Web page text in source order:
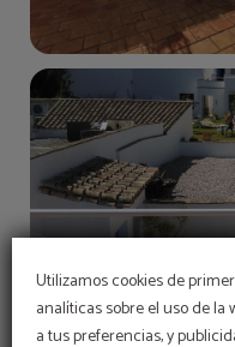
Utilizamos cookies de
analíticas sobre el uso de la
a tus preferencias, y